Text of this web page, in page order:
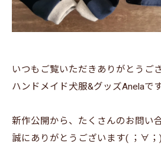
いつもご覧いただきありがとうご
ハンドメイド犬服&グッズAnelaで
新作公開から、たくさんのお問い
誠にありがとうございます( ；∀；